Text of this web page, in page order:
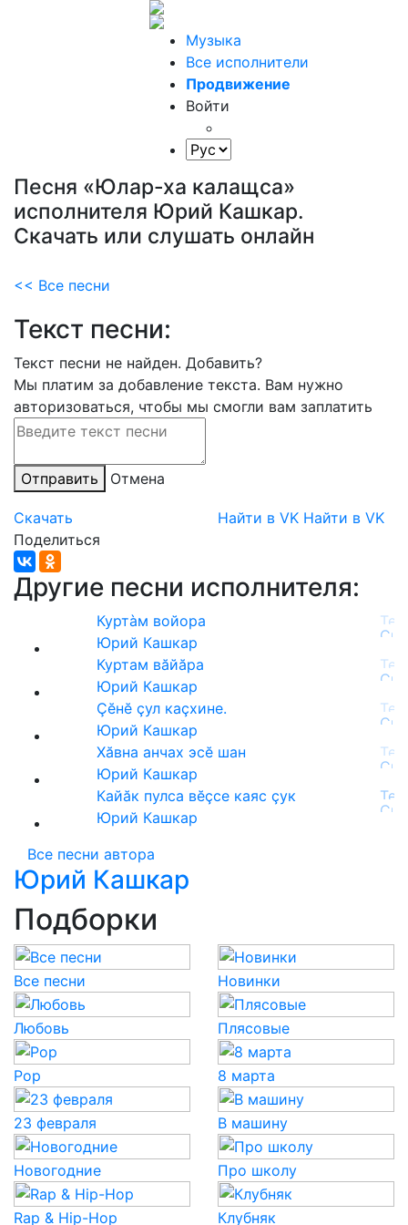
Музыка
Все исполнители
Продвижение
Войти
Песня «Юлар-ха калащса»
исполнителя Юрий Кашкар.
Скачать или слушать онлайн
<< Все песни
Текст песни:
Текст песни не найден. Добавить?
Мы платим за добавление текста. Вам нужно
авторизоваться, чтобы мы смогли вам заплатить
Отправить Отмена
Скачать Найти в VK Найти в VK
Поделиться
Другие песни исполнителя:
Куртàм войора
Юрий Кашкар
Куртам вăйăра
Юрий Кашкар
Çĕнĕ çул каçхине.
Юрий Кашкар
Хӑвна анчах эсӗ шан
Юрий Кашкар
Кайӑк пулса вĕҫсе каяс ҫук
Юрий Кашкар
Все песни автора
Юрий Кашкар
Подборки
Все песни Новинки
Любовь Плясовые
Pop 8 марта
23 февраля В машину
Новогодние Про школу
Rap & Hip-Hop Клубняк